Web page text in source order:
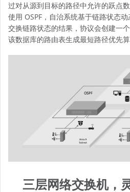
过对从源到目标的路径中允许的跃点
使用 OSPF，自治系统基于链路状态
交换链路状态的结果，协议会创建一
该数据库的路由表生成最短路径优先算
三层网络交换机，